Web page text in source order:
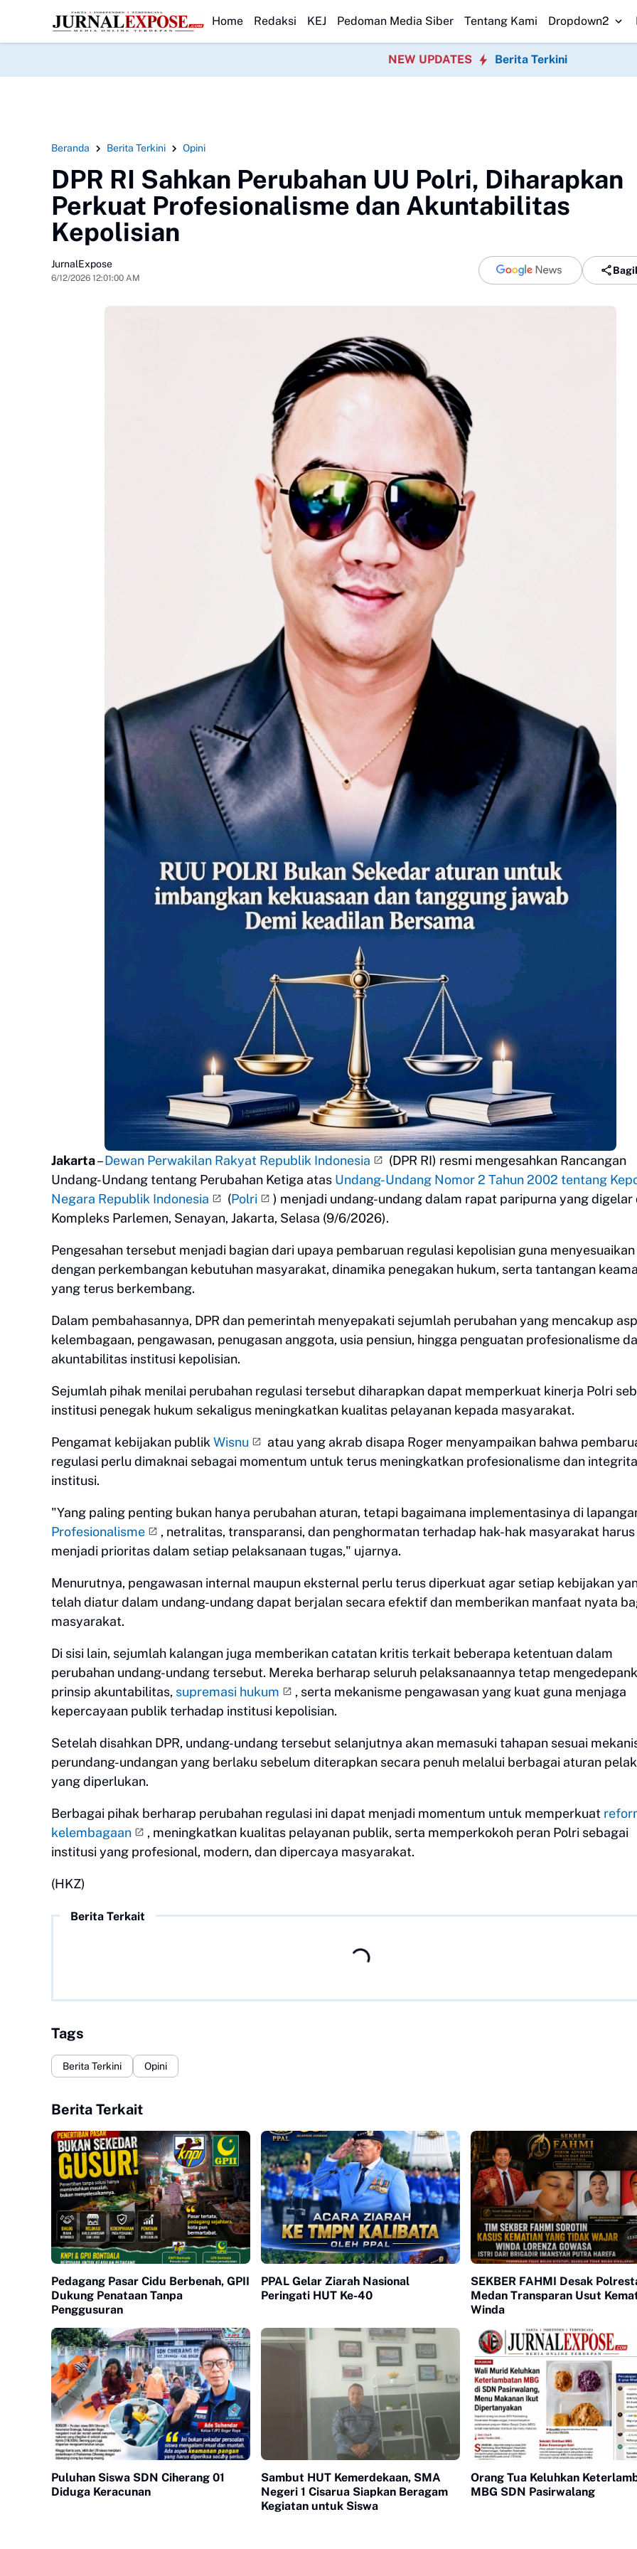
HEADLINE
Kematian WindaForwatu Banten Soroti Dugaan Penyimpangan Program P3TGAI 2026 Bersama Warga Sobang Gotong Royong
Home Redaksi KEJ Pedoman Media Siber Tentang Kami Dropdown2
NEW UPDATES Berita Terkini
Beranda Berita Terkini Opini
DPR RI Sahkan Perubahan UU Polri, Diharapkan
Perkuat Profesionalisme dan Akuntabilitas
Kepolisian
JurnalExpose
6/12/2026 12:01:00 AM
Jakarta–Dewan Perwakilan Rakyat Republik Indonesia
(DPR RI) resmi mengesahkan Rancangan
Undang-Undang tentang Perubahan Ketiga atas Undang-Undang Nomor 2 Tahun 2002 tentang
Negara Republik Indonesia
(Polri
) menjadi undang-undang dalam rapat paripurna yang digelar
Kompleks Parlemen, Senayan, Jakarta, Selasa (9/6/2026).
Pengesahan tersebut menjadi bagian dari upaya pembaruan regulasi kepolisian guna menyesuaikan
dengan perkembangan kebutuhan masyarakat, dinamika penegakan hukum, serta tantangan
yang terus berkembang.
Dalam pembahasannya, DPR dan pemerintah menyepakati sejumlah perubahan yang mencakup
kelembagaan, pengawasan, penugasan anggota, usia pensiun, hingga penguatan profesionalisme
akuntabilitas institusi kepolisian.
Sejumlah pihak menilai perubahan regulasi tersebut diharapkan dapat memperkuat kinerja Polri
institusi penegak hukum sekaligus meningkatkan kualitas pelayanan kepada masyarakat.
Pengamat kebijakan publik Wisnu
atau yang akrab disapa Roger menyampaikan bahwa
regulasi perlu dimaknai sebagai momentum untuk terus meningkatkan profesionalisme dan
institusi.
"Yang paling penting bukan hanya perubahan aturan, tetapi bagaimana implementasinya di
Profesionalisme
, netralitas, transparansi, dan penghormatan terhadap hak-hak masyarakat harus
menjadi prioritas dalam setiap pelaksanaan tugas," ujarnya.
Menurutnya, pengawasan internal maupun eksternal perlu terus diperkuat agar setiap kebijakan
telah diatur dalam undang-undang dapat berjalan secara efektif dan memberikan manfaat nyata
masyarakat.
Di sisi lain, sejumlah kalangan juga memberikan catatan kritis terkait beberapa ketentuan dalam
perubahan undang-undang tersebut. Mereka berharap seluruh pelaksanaannya tetap
prinsip akuntabilitas, supremasi hukum
, serta mekanisme pengawasan yang kuat guna menjaga
kepercayaan publik terhadap institusi kepolisian.
Setelah disahkan DPR, undang-undang tersebut selanjutnya akan memasuki tahapan sesuai
perundang-undangan yang berlaku sebelum diterapkan secara penuh melalui berbagai aturan
yang diperlukan.
Berbagai pihak berharap perubahan regulasi ini dapat menjadi momentum untuk memperkuat
kelembagaan
, meningkatkan kualitas pelayanan publik, serta memperkokoh peran Polri sebagai
institusi yang profesional, modern, dan dipercaya masyarakat.
(HKZ)
Berita Terkait
Tags
Berita Terkini Opini
Berita Terkait
Pedagang Pasar Cidu Berbenah, GPII
Dukung Penataan Tanpa
Penggusuran
PPAL Gelar Ziarah Nasional
Peringati HUT Ke-40
SEKBER FAHMI Desak
Medan Transparan Usut
Winda
Puluhan Siswa SDN Ciherang 01
Diduga Keracunan
Sambut HUT Kemerdekaan, SMA
Negeri 1 Cisarua Siapkan Beragam
Kegiatan untuk Siswa
Orang Tua Keluhkan
MBG SDN Pasirwalang